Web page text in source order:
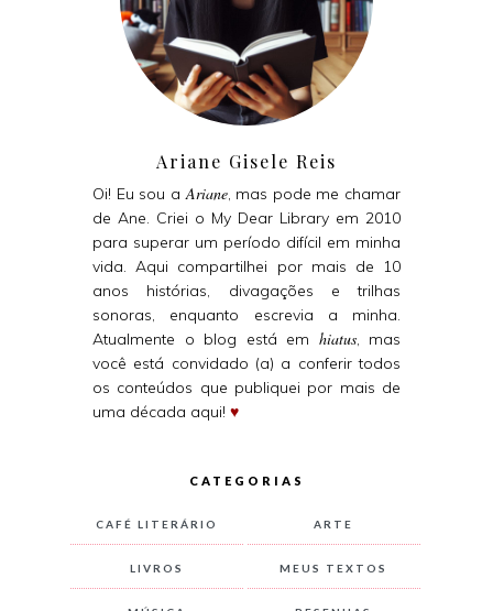
Ariane Gisele Reis
Oi! Eu sou aAriane, mas pode me chamar
de Ane. Criei o My Dear Library em 2010
para superar um período difícil em minha
vida. Aqui compartilhei por mais de 10
anos histórias, divagações e trilhas
sonoras, enquanto escrevia a minha.
Atualmente o blog está em hiatus, mas
você está convidado (a) a conferir todos
os conteúdos que publiquei por mais de
uma década aqui! ♥
CATEGORIAS
CAFÉ LITERÁRIO ARTE
LIVROS MEUS TEXTOS